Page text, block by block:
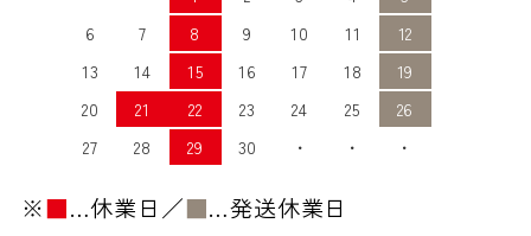
6
7 8 9 10 11
12
13
14 15 16 17 18
19
20
21 22 23 24 25
26
27
28 29 30 ・ ・ ・
※■…休業日／■…発送休業日